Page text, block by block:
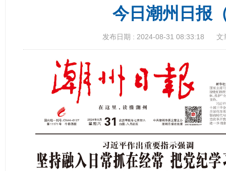
今日潮州日报
发布日期 : 2024-08-31 08:33:18 文